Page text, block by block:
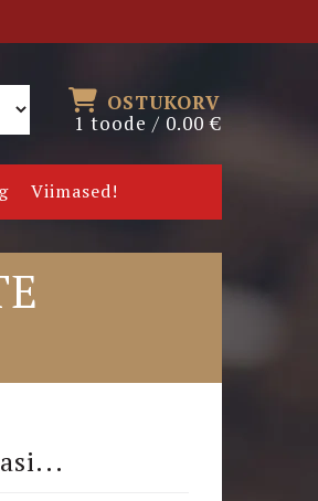
OSTUKORV
1 toode / 0.00€
Viimased!